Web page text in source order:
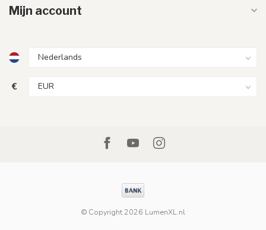
Mijn account
€
© Copyright 2026 LumenXL.nl